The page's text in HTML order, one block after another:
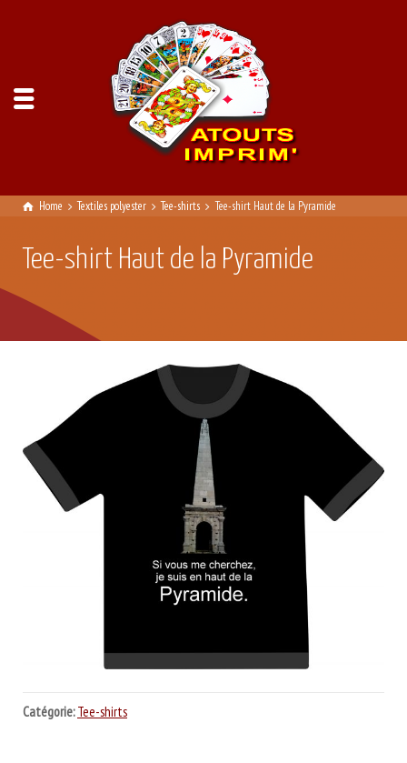
Home Textiles polyester Tee-shirts Tee-shirt Haut de la Pyramide
Tee-shirt Haut de la Pyramide
Catégorie: Tee-shirts